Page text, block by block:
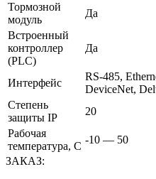
Тормозной
модуль
Да
Встроенный
контроллер
(PLC)
Да
Интерфейс
RS-485,
DeviceNet,
Степень
защиты IP
20
Рабочая
температура, С
-10 — 50
ЗАКАЗ: